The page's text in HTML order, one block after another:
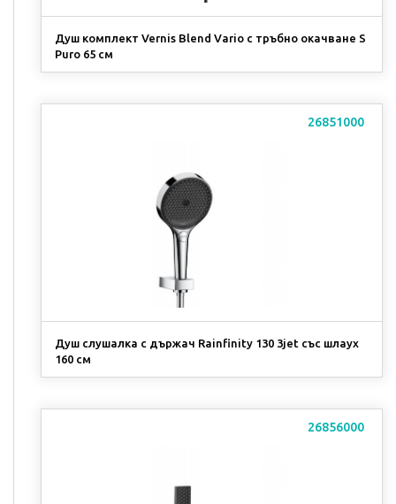
Душ комплект Vernis Blend Vario с тръбно окачване S
Puro 65 см
26851000
Душ слушалка с държач Rainfinity 130 3jet със шлаух
160 см
26856000